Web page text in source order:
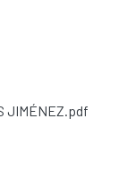
JIMÉNEZ.pdf